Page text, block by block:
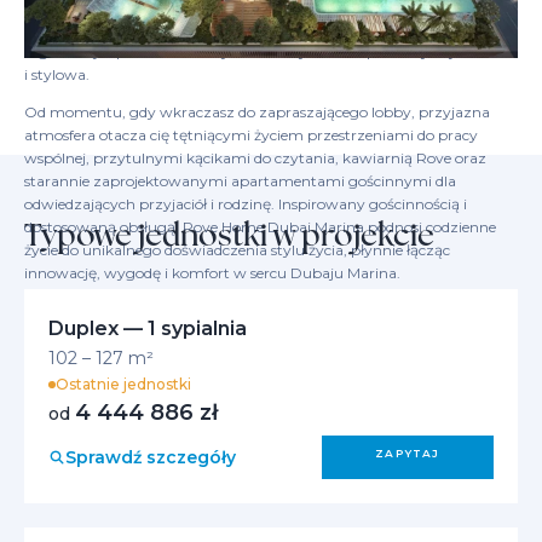
zabawę i wyzwanie w treningu jak żaden inny. Elegancka sala
wielofunkcyjna i elastyczne przestrzenie na wydarzenia sprawiają, że
organizacja spotkań towarzyskich i aktywności społecznych jest łatwa
i stylowa.
Od momentu, gdy wkraczasz do zapraszającego lobby, przyjazna
atmosfera otacza cię tętniącymi życiem przestrzeniami do pracy
wspólnej, przytulnymi kącikami do czytania, kawiarnią Rove oraz
starannie zaprojektowanymi apartamentami gościnnymi dla
odwiedzających przyjaciół i rodzinę. Inspirowany gościnnością i
dostosowaną obsługą, Rove Home Dubai Marina podnosi codzienne
życie do unikalnego doświadczenia stylu życia, płynnie łącząc
innowację, wygodę i komfort w sercu Dubaju Marina.
Typowe jednostki w projekcie
Duplex — 1 sypialnia
102 – 127 m²
Ostatnie jednostki
od 4 444 886 zł
Sprawdź szczegóły ZAPYTAJ